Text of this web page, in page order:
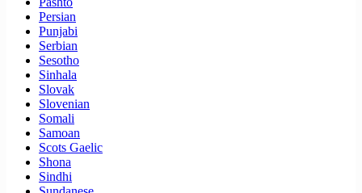
Persian
Punjabi
Serbian
Sesotho
Sinhala
Slovak
Slovenian
Somali
Samoan
Scots Gaelic
Shona
Sindhi